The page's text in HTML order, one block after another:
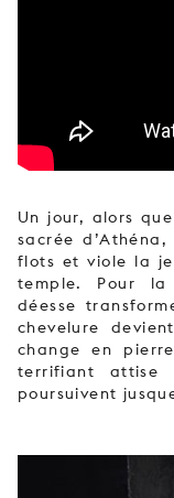
Un jour, alors
sacrée
flots et viole la
temple. Pour
déesse
chevelure
change en
terrifiant attise
poursuivent